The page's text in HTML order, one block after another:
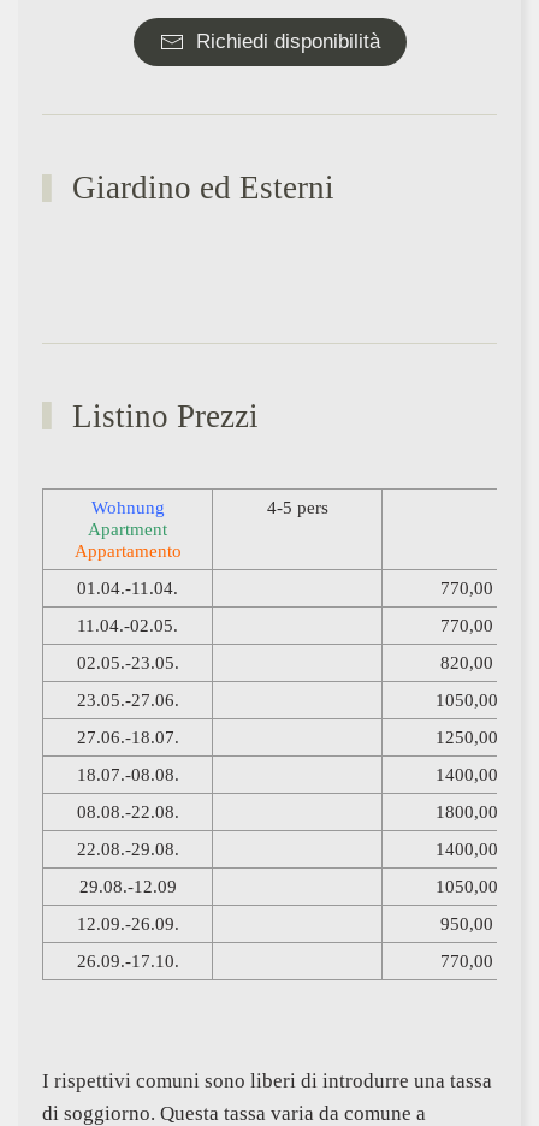
Richiedi disponibilità
Giardino ed Esterni
Listino Prezzi
Wohnung
Apartment
Appartamento
4-5 pers
01.04.-11.04.
770,00
11.04.-02.05.
770,00
02.05.-23.05.
820,00
23.05.-27.06.
1050,00
27.06.-18.07.
1250,00
18.07.-08.08.
1400,00
08.08.-22.08.
1800,00
22.08.-29.08.
1400,00
29.08.-12.09
1050,00
12.09.-26.09.
950,00
26.09.-17.10.
770,00
I rispettivi comuni sono liberi di introdurre una tassa
di soggiorno. Questa tassa varia da comune a